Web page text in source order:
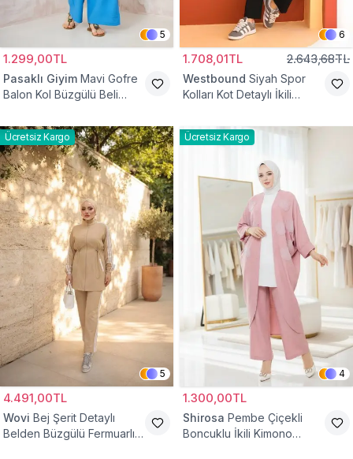
5
1.299,00TL
Pasaklı Giyim Mavi Gofre
Balon Kol Büzgülü Beli
Takım
6
1.708,01TL 2.643,68TL
Westbound Siyah Spor
Kolları Kot Detaylı İkili
Ücretsiz Kargo
5
4.491,00TL
Wovi Bej Şerit Detaylı
Belden Büzgülü Fermuarlı
Ücretsiz Kargo
4
1.300,00TL
Shirosa Pembe Çiçekli
Boncuklu İkili Kimono